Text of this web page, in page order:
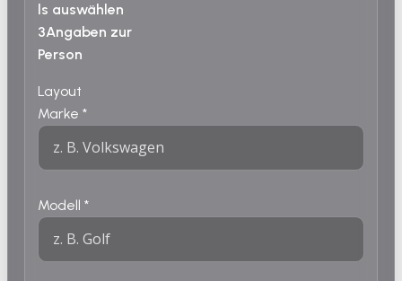
ls auswählen
3Angaben zur
Person
Layout
Marke *
Modell *